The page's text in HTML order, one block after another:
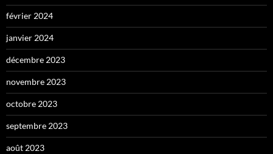
février 2024
janvier 2024
décembre 2023
novembre 2023
octobre 2023
septembre 2023
août 2023